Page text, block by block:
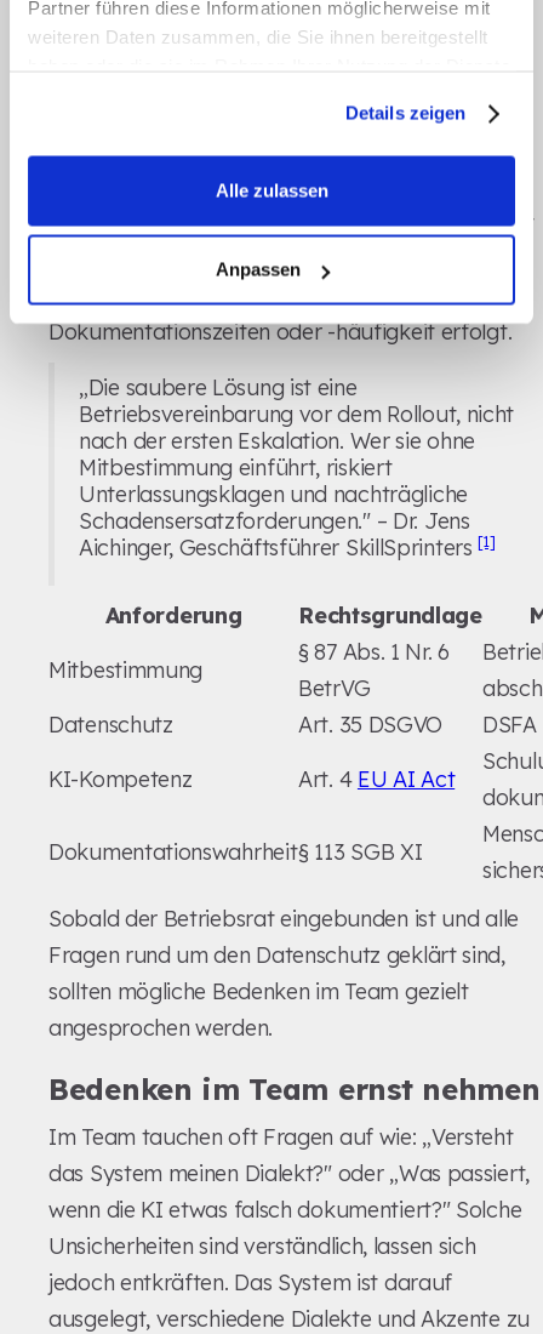
Partner führen diese Informationen möglicherweise mit
weiteren Daten zusammen, die Sie ihnen bereitgestellt
Details zeigen
Alle zulassen
Anpassen
erfassen könnten, etwa durch die Analyse von
Eine Betriebsvereinbarung sollte unbedingt vor
dem Rollout abgeschlossen werden. Diese
Vereinbarung legt fest, welche Daten gespeichert
werden, wer Zugriff darauf hat und stellt sicher,
Dokumentationszeiten oder -häufigkeit erfolgt.
„Die saubere Lösung ist eine
Betriebsvereinbarung vor dem Rollout, nicht
nach der ersten Eskalation. Wer sie ohne
Mitbestimmung einführt, riskiert
Unterlassungsklagen und nachträgliche
Schadensersatzforderungen." – Dr. Jens
Aichinger, Geschäftsführer SkillSprinters[1]
Anforderung Rechtsgrundlage
Mitbestimmung
§ 87 Abs. 1 Nr. 6
BetrVG
Datenschutz
Art. 35 DSGVO
KI-Kompetenz
Art. 4 EU AI Act
Dokumentationswahrheit§ 113 SGB XI
Sobald der Betriebsrat eingebunden ist und alle
Fragen rund um den Datenschutz geklärt sind,
sollten mögliche Bedenken im Team gezielt
angesprochen werden.
Bedenken im Team ernst nehmen
Im Team tauchen oft Fragen auf wie: „Versteht
das System meinen Dialekt?" oder „Was passiert,
wenn die KI etwas falsch dokumentiert?" Solche
Unsicherheiten sind verständlich, lassen sich
jedoch entkräften. Das System ist darauf
ausgelegt, verschiedene Dialekte und Akzente zu